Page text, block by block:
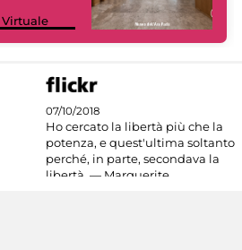
Virtuale
07/10/2018
Ho cercato la libertà più che la
potenza, e quest'ultima soltanto
perché, in parte, secondava la
libertà. — Marguerite